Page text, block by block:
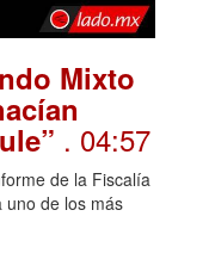
Mixto
. 04:57
de la Fiscalía
uno de los más